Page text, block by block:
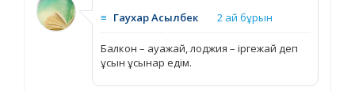
≡ Гаухар Асылбек 2 ай бұрын
Балкон – ауажай, лоджия – іргежай деп
ұсын ұсынар едім.